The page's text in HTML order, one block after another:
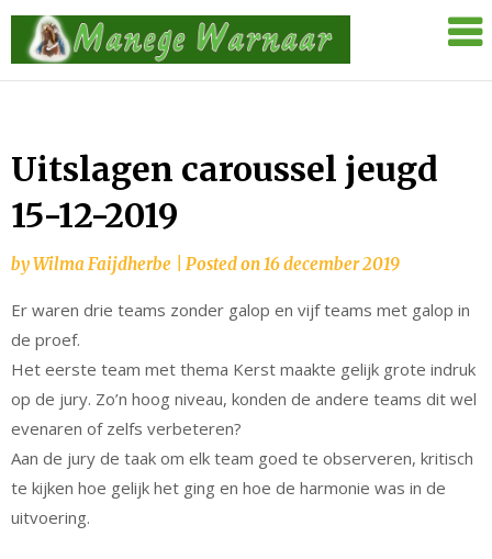
Skip
content
Manege
Uitslagen caroussel jeugd
15-12-2019
byWilma Faijdherbe Posted on16 december 2019
Er waren drie teams zonder galop en vijf teams met galop in
de proef.
Het eerste team met thema Kerst maakte gelijk grote indruk
op de jury. Zo’n hoog niveau, konden de andere teams dit wel
evenaren of zelfs verbeteren?
Aan de jury de taak om elk team goed te observeren, kritisch
te kijken hoe gelijk het ging en hoe de harmonie was in de
uitvoering.